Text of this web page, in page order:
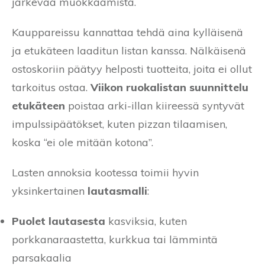
Kauppareissu kannattaa tehdä aina kylläisenä
ja etukäteen laaditun listan kanssa. Nälkäisenä
ostoskoriin päätyy helposti tuotteita, joita ei ollut
tarkoitus ostaa. Viikon ruokalistan suunnittelu
etukäteen poistaa arki-illan kiireessä syntyvät
impulssipäätökset, kuten pizzan tilaamisen,
koska “ei ole mitään kotona”.
Lasten annoksia kootessa toimii hyvin
yksinkertainen lautasmalli:
Puolet lautasesta kasviksia, kuten
porkkanaraastetta, kurkkua tai lämmintä
parsakaalia